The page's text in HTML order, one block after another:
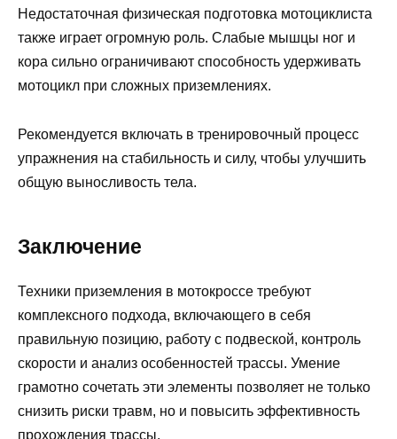
Недостаточная физическая подготовка мотоциклиста
также играет огромную роль. Слабые мышцы ног и
кора сильно ограничивают способность удерживать
мотоцикл при сложных приземлениях.
Рекомендуется включать в тренировочный процесс
упражнения на стабильность и силу, чтобы улучшить
общую выносливость тела.
Заключение
Техники приземления в мотокроссе требуют
комплексного подхода, включающего в себя
правильную позицию, работу с подвеской, контроль
скорости и анализ особенностей трассы. Умение
грамотно сочетать эти элементы позволяет не только
снизить риски травм, но и повысить эффективность
прохождения трассы.